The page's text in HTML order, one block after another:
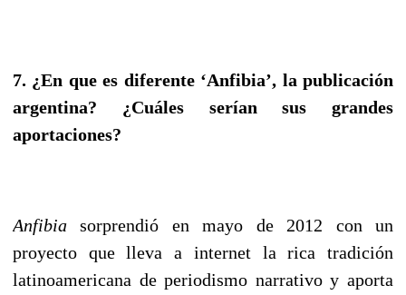
7. ¿En que es diferente ‘Anfibia’, la publicación
argentina? ¿Cuáles serían sus grandes
aportaciones?
Anfibia sorprendió en mayo de 2012 con un
proyecto que lleva a internet la rica tradición
latinoamericana de periodismo narrativo y aporta